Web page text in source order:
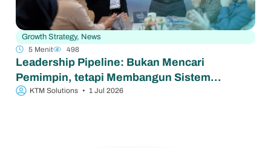
Growth Strategy, News
5 Menit
498
Leadership Pipeline: Bukan Mencari
Pemimpin, tetapi Membangun Sistem
Bertumbuh
KTM Solutions • 1 Jul 2026